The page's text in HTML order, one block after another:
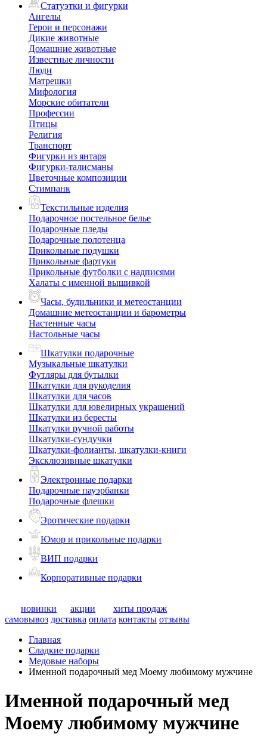
Статуэтки и фигурки
Ангелы
Герои и персонажи
Дикие животные
Домашние животные
Известные личности
Люди
Матрешки
Мифология
Морские обитатели
Профессии
Птицы
Религия
Транспорт
Фигурки из янтаря
Фигурки-талисманы
Цветочные композиции
Стимпанк
Текстильные изделия
Подарочное постельное белье
Подарочные пледы
Подарочные полотенца
Прикольные подушки
Прикольные фартуки
Прикольные футболки с надписями
Халаты с именной вышивкой
Часы, будильники и метеостанции
Домашние метеостанции и барометры
Настенные часы
Настольные часы
Шкатулки подарочные
Музыкальные шкатулки
Футляры для бутылки
Шкатулки для рукоделия
Шкатулки для часов
Шкатулки для ювелирных украшений
Шкатулки из бересты
Шкатулки ручной работы
Шкатулки-сундучки
Шкатулки-фолианты, шкатулки-книги
Эксклюзивные шкатулки
Электронные подарки
Подарочные пауэрбанки
Подарочные флешки
Эротические подарки
Юмор и прикольные подарки
ВИП подарки
Корпоративные подарки
новинки акции
хиты продаж
самовывоз доставка оплата контакты отзывы
Главная
Сладкие подарки
Медовые наборы
Именной подарочный мед Моему любимому мужчине
Именной подарочный мед
Моему любимому мужчине